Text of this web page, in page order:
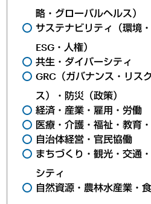
略・グローバルヘルス）
サステナビリティ（環境
ESG・人権）
共生・ダイバーシティ
GRC（ガバナンス・リス
ス）・防災（政策）
経済・産業・雇用・労働
医療・介護・福祉・教育
自治体経営・官民協働
まちづくり・観光・交通
シティ
自然資源・農林水産業・